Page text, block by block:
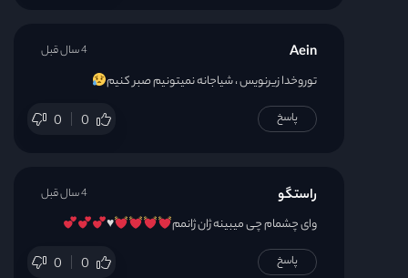
Aein
توروخدا زیرنویس ، شیاجانه نمیتونیم صبر کنیم
0 0
4 سال قبل
پاسخ
راستگو
وای چشمام چی میبینه ژان ژانمم ♥
0 0
4 سال قبل
پاسخ